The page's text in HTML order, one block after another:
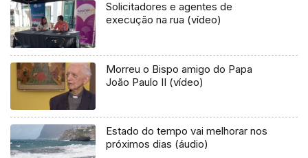
Solicitadores e agentes de
execução na rua (vídeo)
Morreu o Bispo amigo do Papa
João Paulo II (vídeo)
Estado do tempo vai melhorar nos
próximos dias (áudio)